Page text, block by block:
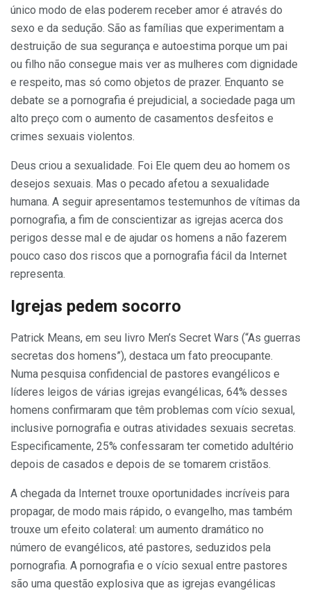
único modo de elas poderem receber amor é através do
sexo e da sedução. São as famílias que experimentam a
destruição de sua segurança e autoestima porque um pai
ou filho não consegue mais ver as mulheres com dignidade
e respeito, mas só como objetos de prazer. Enquanto se
debate se a pornografia é prejudicial, a sociedade paga um
alto preço com o aumento de casamentos desfeitos e
crimes sexuais violentos.
Deus criou a sexualidade. Foi Ele quem deu ao homem os
desejos sexuais. Mas o pecado afetou a sexualidade
humana. A seguir apresentamos testemunhos de vítimas da
pornografia, a fim de conscientizar as igrejas acerca dos
perigos desse mal e de ajudar os homens a não fazerem
pouco caso dos riscos que a pornografia fácil da Internet
representa.
Igrejas pedem socorro
Patrick Means, em seu livro Men’s Secret Wars (“As guerras
secretas dos homens”), destaca um fato preocupante.
Numa pesquisa confidencial de pastores evangélicos e
líderes leigos de várias igrejas evangélicas, 64% desses
homens confirmaram que têm problemas com vício sexual,
inclusive pornografia e outras atividades sexuais secretas.
Especificamente, 25% confessaram ter cometido adultério
depois de casados e depois de se tomarem cristãos.
A chegada da Internet trouxe oportunidades incríveis para
propagar, de modo mais rápido, o evangelho, mas também
trouxe um efeito colateral: um aumento dramático no
número de evangélicos, até pastores, seduzidos pela
pornografia. A pornografia e o vício sexual entre pastores
são uma questão explosiva que as igrejas evangélicas